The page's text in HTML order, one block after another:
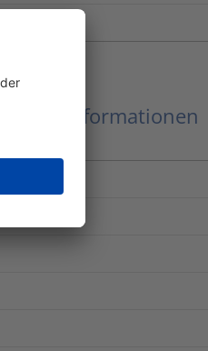
Weitere Informationen